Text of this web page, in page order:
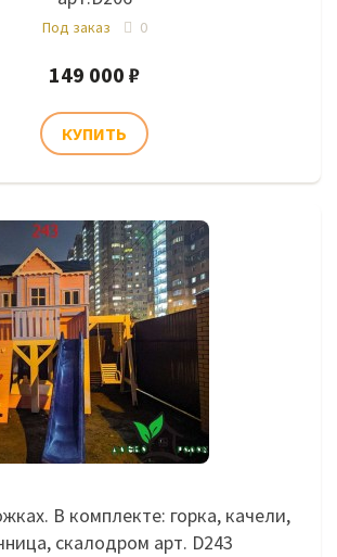
Под заказ 0
149 000 ₽
В комплекте: горка, качели,
скалодром арт. D243